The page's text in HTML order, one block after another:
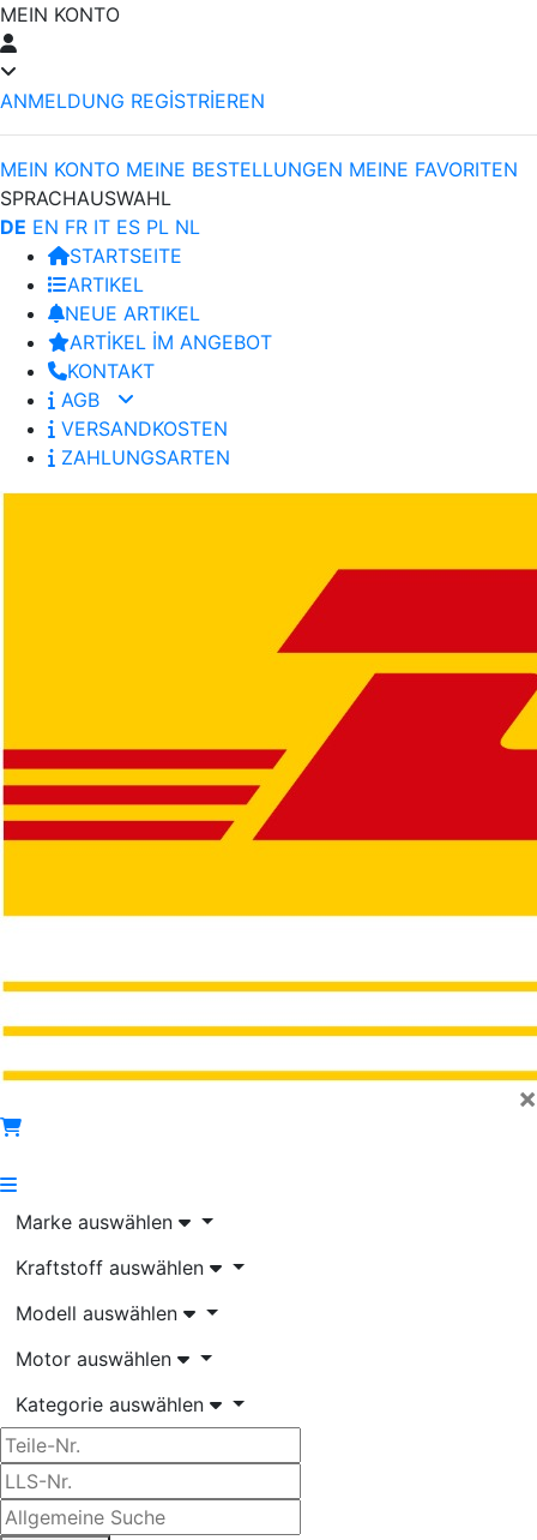
MEIN KONTO
ANMELDUNG REGİSTRİEREN
MEIN KONTO MEINE BESTELLUNGEN MEINE FAVORITEN
SPRACHAUSWAHL
DE EN FR IT ES PL NL
STARTSEITE
ARTIKEL
NEUE ARTIKEL
ARTİKEL İM ANGEBOT
KONTAKT
AGB
VERSANDKOSTEN
ZAHLUNGSARTEN
×
Marke auswählen
Kraftstoff auswählen
Modell auswählen
Motor auswählen
Kategorie auswählen